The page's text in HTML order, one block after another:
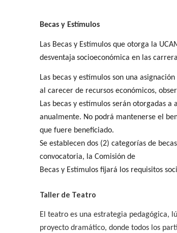
Becas y Estímulos
Las Becas y Estímulos que otorga la
desventaja socioeconómica en las
Las becas y estímulos son una
al carecer de recursos económicos,
Las becas y estímulos serán otorgadas
anualmente. No podrá mantenerse el
que fuere beneficiado.
Se establecen dos (2) categorías de
convocatoria, la Comisión de
Becas y Estímulos fijará los requisitos
Taller de Teatro
El teatro es una estrategia pedagógica,
proyecto dramático, donde todos los